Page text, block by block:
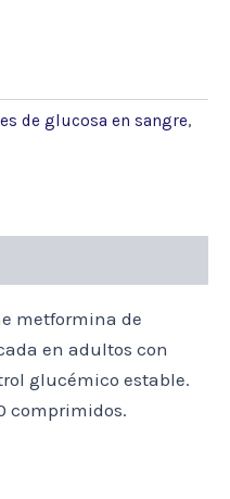
de glucosa en sangre,
metformina de
en adultos con
glucémico estable.
comprimidos.